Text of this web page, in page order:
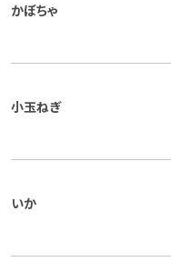
かぼちゃ
小玉ねぎ
いか